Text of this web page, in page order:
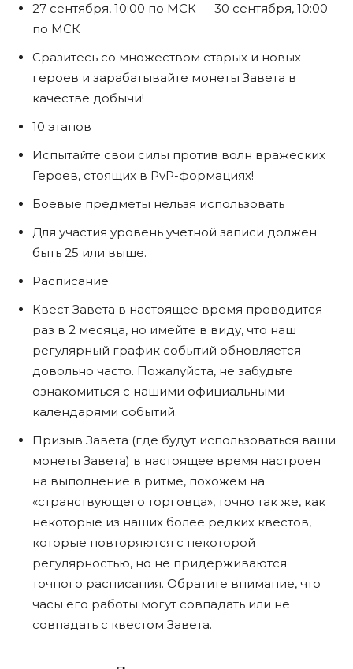
27 сентября, 10:00 по МСК — 30 сентября, 10:00
по МСК
Сразитесь со множеством старых и новых
героев и зарабатывайте монеты Завета в
качестве добычи!
10 этапов
Испытайте свои силы против волн вражеских
Героев, стоящих в PvP-формациях!
Боевые предметы нельзя использовать
Для участия уровень учетной записи должен
быть 25 или выше.
Расписание
Квест Завета в настоящее время проводится
раз в 2 месяца, но имейте в виду, что наш
регулярный график событий обновляется
довольно часто. Пожалуйста, не забудьте
ознакомиться с нашими официальными
календарями событий.
Призыв Завета (где будут использоваться ваши
монеты Завета) в настоящее время настроен
на выполнение в ритме, похожем на
«странствующего торговца», точно так же, как
некоторые из наших более редких квестов,
которые повторяются с некоторой
регулярностью, но не придерживаются
точного расписания. Обратите внимание, что
часы его работы могут совпадать или не
совпадать с квестом Завета.